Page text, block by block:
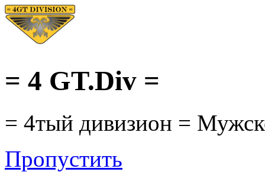
= 4 GT.Div =
= 4тый дивизион =
Пропустить